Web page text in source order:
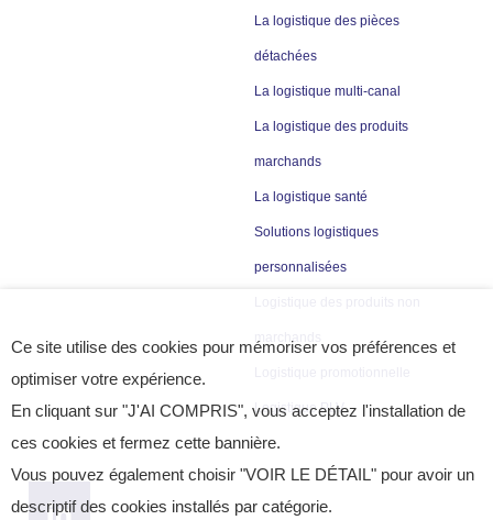
La logistique des pièces
détachées
La logistique multi-canal
La logistique des produits
marchands
La logistique santé
Solutions logistiques
personnalisées
marchands
Logistique PLV
Ce site utilise des cookies pour mémoriser vos préférences et
optimiser votre expérience.
En cliquant sur "J'AI COMPRIS", vous acceptez l'installation de
ces cookies et fermez cette bannière.
Vous pouvez également choisir "VOIR LE DÉTAIL" pour avoir un
descriptif des cookies installés par catégorie.